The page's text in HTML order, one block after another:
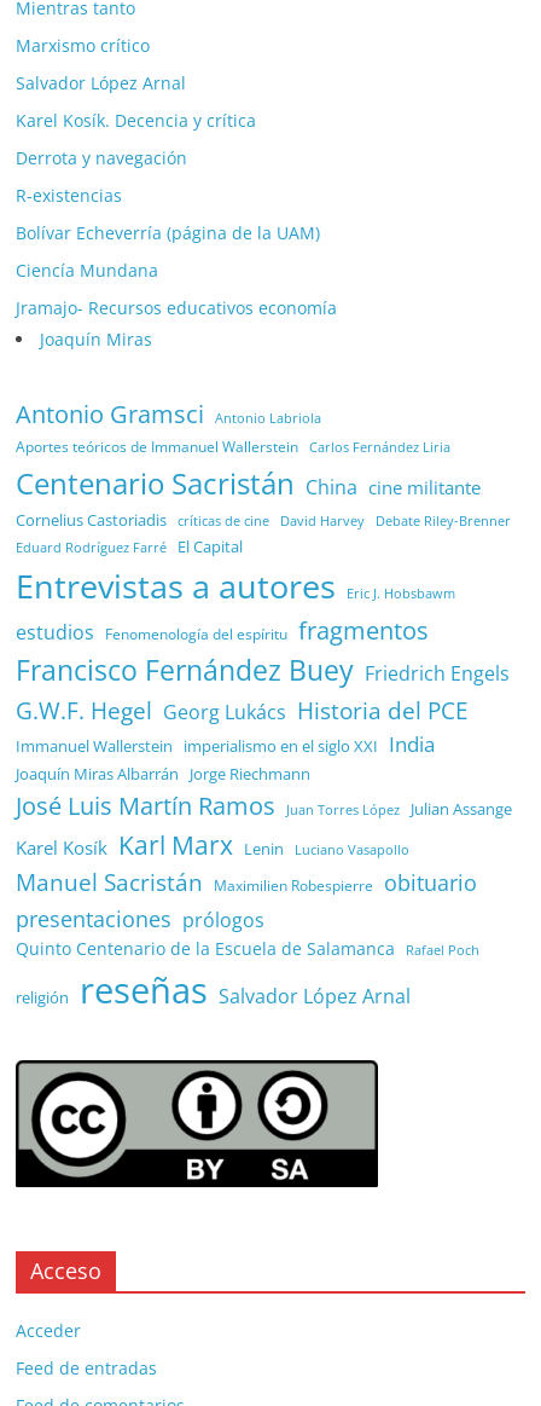
Mientras tanto
Marxismo crítico
Salvador López Arnal
Karel Kosík. Decencia y crítica
Derrota y navegación
R-existencias
Bolívar Echeverría (página de la UAM)
Ciencía Mundana
Jramajo- Recursos educativos economía
Joaquín Miras
Antonio Gramsci Antonio Labriola
Aportes teóricos de Immanuel Wallerstein Carlos Fernández Liria
Centenario Sacristán China cine militante
Cornelius Castoriadis críticas de cine David Harvey Debate Riley-Brenner
Eduard Rodríguez Farré El Capital
Entrevistas a autores Eric J. Hobsbawm
estudios Fenomenología del espíritu fragmentos
Francisco Fernández Buey Friedrich Engels
G.W.F. Hegel Georg Lukács Historia del PCE
Immanuel Wallerstein imperialismo en el siglo XXI India
Joaquín Miras Albarrán Jorge Riechmann
José Luis Martín Ramos Juan Torres López Julian Assange
Karel Kosík Karl Marx Lenin Luciano Vasapollo
Manuel Sacristán Maximilien Robespierre
obituario
presentaciones prólogos
Quinto Centenario de la Escuela de Salamanca Rafael Poch
religión reseñas Salvador López Arnal
Acceso
Acceder
Feed de entradas